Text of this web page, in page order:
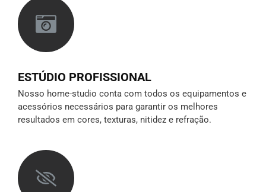
ESTÚDIO PROFISSIONAL
Nosso home-studio conta com todos os equipamentos e
acessórios necessários para garantir os melhores
resultados em cores, texturas, nitidez e refração.